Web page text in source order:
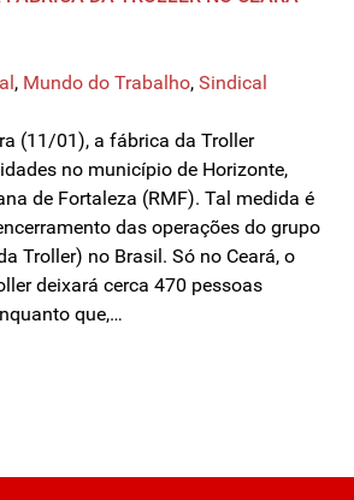
, Mundo do Trabalho, Sindical
(11/01), a fábrica da Troller
no município de Horizonte,
de Fortaleza (RMF). Tal medida é
das operações do grupo
Troller) no Brasil. Só no Ceará, o
deixará cerca 470 pessoas
que,…